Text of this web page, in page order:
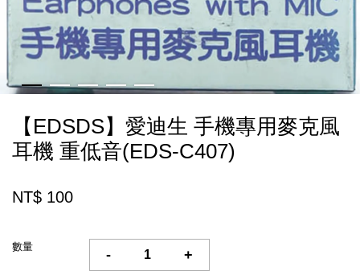
【EDSDS】愛迪生 手機專用麥克風
耳機 重低音(EDS-C407)
NT$ 100
數量
- +